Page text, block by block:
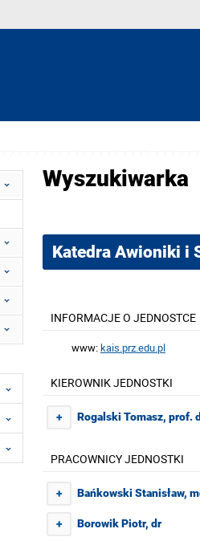
Wyszukiwarka
Katedra Awioniki i
INFORMACJE O JEDNOSTCE
www:kais.prz.edu.pl
KIEROWNIK JEDNOSTKI
+ Rogalski Tomasz, prof.
PRACOWNICY JEDNOSTKI
+ Bańkowski Stanisław,
+ Borowik Piotr, dr